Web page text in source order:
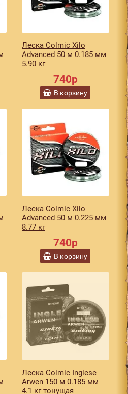
Леска Colmic Xilo
Advanced 50 м 0.185 мм
5.90 кг
740р
В корзину
Леска Colmic Xilo
Advanced 50 м 0.225 мм
8.77 кг
740р
В корзину
Леска Colmic Inglese
Arwen 150 м 0.185 мм
4.1 кг тонущая